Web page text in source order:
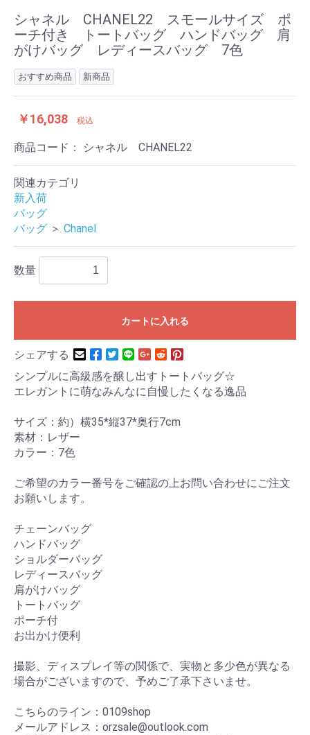
シャネル CHANEL22 スモールサイズ ポ
ーチ付き トートバッグ ハンドバッグ 肩
がけバッグ レディースバッグ 7色
おすすめ商品 新商品
￥16,038 税込
商品コード： シャネル CHANEL22
関連カテゴリ
新入荷
バッグ
バッグ ＞ Chanel
数量
カートに入れる
シェアする
シンプルに高級感を醸し出すトートバッグ☆
エレガントに萌なみんなに自慢したくなる逸品
サイズ：約）横35*縦37*奥行7cm
素材：レザー
カラー：7色
ご希望のカラー番号をご確認の上お問い合わせにご注文
お願いします。
チェーンバッグ
ハンドバッグ
ショルダーバッグ
レディースバッグ
肩がけバッグ
トートバッグ
ポーチ付
お出かけ便利
撮影、ディスプレイ等の関係で、実物と多少色が異なる
場合がございますので、予めご了承下さいませ。
こちらのライン：0109shop
メールアドレス：orzsale@outlook.com